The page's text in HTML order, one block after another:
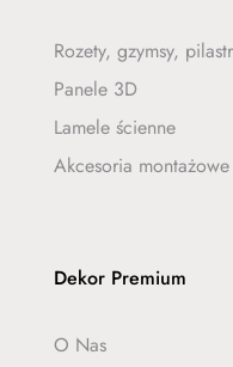
Rozety, gzymsy,
Panele 3D
Lamele ścienne
Akcesoria montażowe
Dekor Premium
O Nas